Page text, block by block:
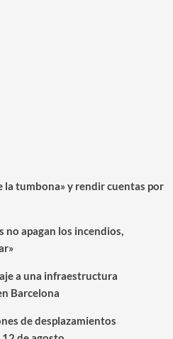
la tumbona» y rendir cuentas por
no apagan los incendios,
a una infraestructura
Barcelona
de desplazamientos